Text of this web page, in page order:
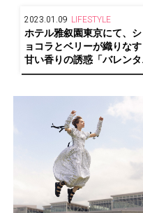
2023.01.09 LIFESTYLE
ホテル雅叙園東京にて、シ
ョコラとベリーが織りなす
甘い香りの誘惑「バレンタ
インアフタヌーンティー」